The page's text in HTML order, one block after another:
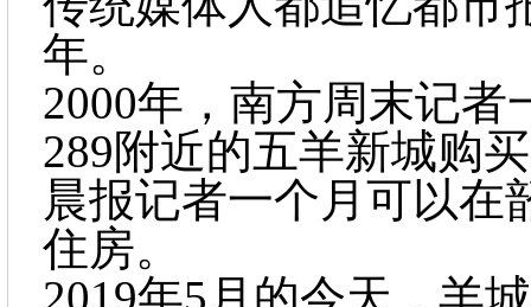
年。
2000年，南方周末记
289附近的五羊新城购
晨报记者一个月可以在
住房。